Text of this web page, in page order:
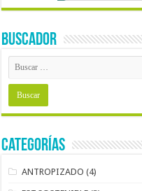
BUSCADOR
Categorías
ANTROPIZADO (4)